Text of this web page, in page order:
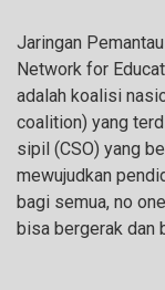
Jaringan
Network for
adalah koalisi
coalition) yang
sipil (CSO) yang
mewujudkan
bagi semua, no
bisa bergerak dan